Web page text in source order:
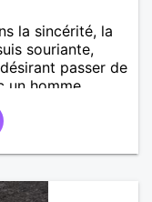
la sincérité, la
souriante,
passer de
un homme
que moi.